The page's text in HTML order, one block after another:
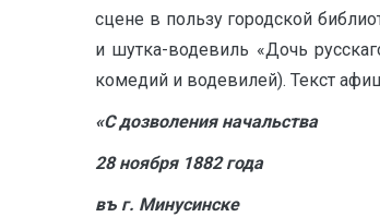
сцене в пользу городской
и шутка-водевиль «Дочь
комедий и водевилей). Текст
«С дозволения начальства
28 ноября 1882 года
въ г. Минусинске